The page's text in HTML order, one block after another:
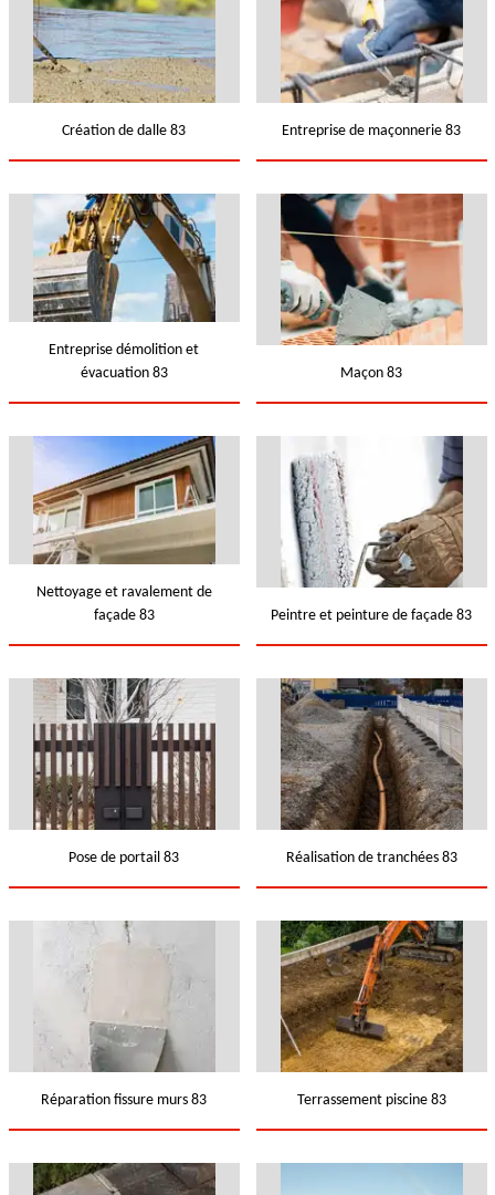
Création de dalle 83 Entreprise de maçonnerie 83
Entreprise démolition et
évacuation 83
Maçon 83
Nettoyage et ravalement de
façade 83
Peintre et peinture de façade 83
Pose de portail 83 Réalisation de tranchées 83
Réparation fissure murs 83 Terrassement piscine 83